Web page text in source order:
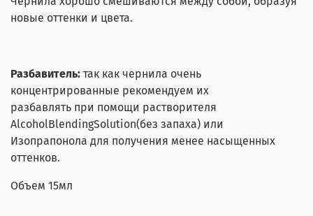
новые оттенки и цвета.
Разбавитель: так как чернила очень
концентрированные рекомендуем их
разбавлять при помощи растворителя
AlcoholBlendingSolution(без запаха) или
Изопрапонола для получения менее насыщенных
оттенков.
Объем 15мл